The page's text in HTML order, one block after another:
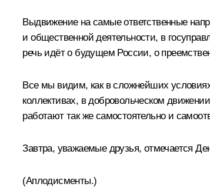
Выдвижение на самые ответственные
и общественной деятельности, в
речь идёт о будущем России, о
Все мы видим, как в сложнейших
коллективах, в добровольческом
работают так же самостоятельно и
Завтра, уважаемые друзья, отмечается
(Аплодисменты.)